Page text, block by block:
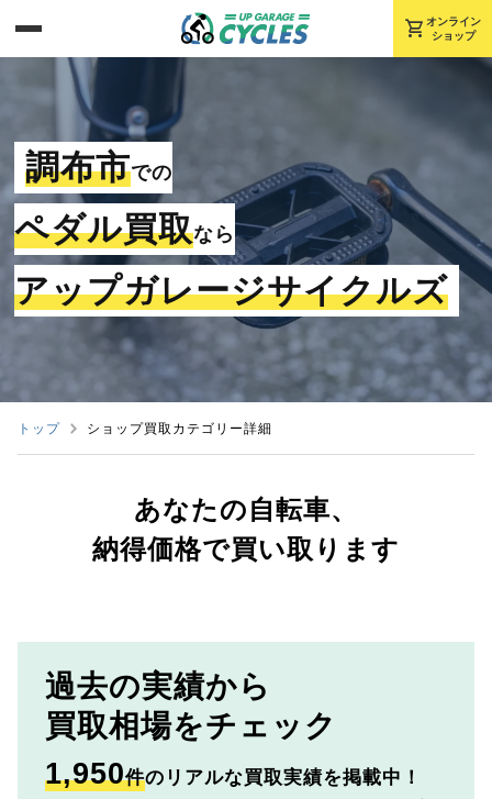
shopping_cart オンライン
ショップ
調布市での
ペダル買取なら
アップガレージサイクルズ
トップ ショップ買取カテゴリー詳細
あなたの自転車、
納得価格で買い取ります
過去の実績から
買取相場をチェック
1,950件のリアルな買取実績を掲載中！